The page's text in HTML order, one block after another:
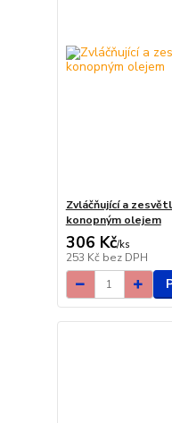
Zvláčňující a
konopným olejem
306 Kč/ks
253 Kč bez DPH